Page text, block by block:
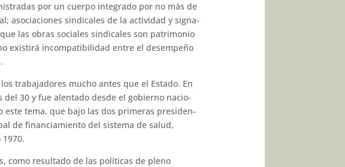
por un cuerpo integrado por no más de
aso­ciaciones sindicales de la actividad y signa­
las obras sociales sindicales son patrimonio
existirá incompatibilidad entre el desempeño
trabajadores mucho antes que el Estado. En
30 y fue alentado desde el gobierno nacio­
este tema, que bajo las dos primeras presiden­
de fi­nanciamiento del sistema de salud,
como resultado de las políticas de pleno